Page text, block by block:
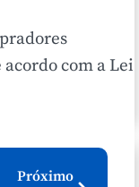
acordo com a Lei
Próximo